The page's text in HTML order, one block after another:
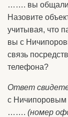
……. вы
Назовите
учитывая, что
вы с
связь
телефона?
Ответ
с Ничипоровым
……. (номер